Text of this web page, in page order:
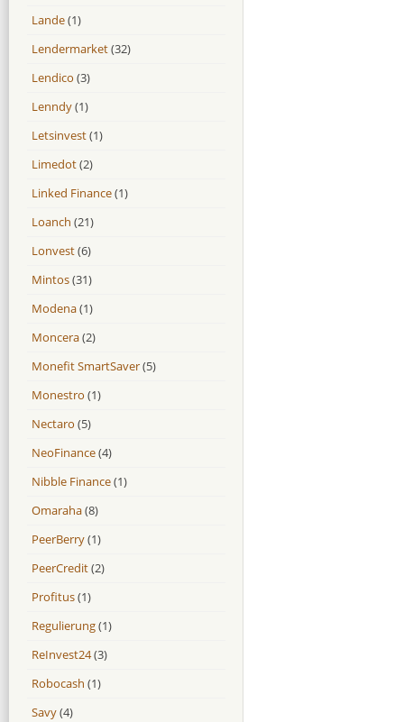
Lande(1)
Lendermarket(32)
Lendico (3)
Lenndy(1)
Letsinvest(1)
Limedot(2)
Linked Finance(1)
Loanch (21)
Lonvest(6)
Mintos(31)
Modena(1)
Moncera(2)
Monefit SmartSaver(5)
Monestro (1)
Nectaro (5)
NeoFinance(4)
Nibble Finance(1)
Omaraha(8)
PeerBerry(1)
PeerCredit(2)
Profitus(1)
Regulierung(1)
ReInvest24(3)
Robocash (1)
Savy(4)